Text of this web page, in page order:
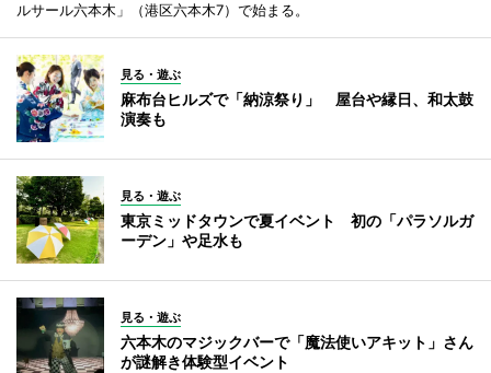
ルサール六本木」（港区六本木7）で始まる。
見る・遊ぶ
麻布台ヒルズで「納涼祭り」 屋台や縁日、和太鼓
演奏も
見る・遊ぶ
東京ミッドタウンで夏イベント 初の「パラソルガ
ーデン」や足水も
見る・遊ぶ
六本木のマジックバーで「魔法使いアキット」さん
が謎解き体験型イベント